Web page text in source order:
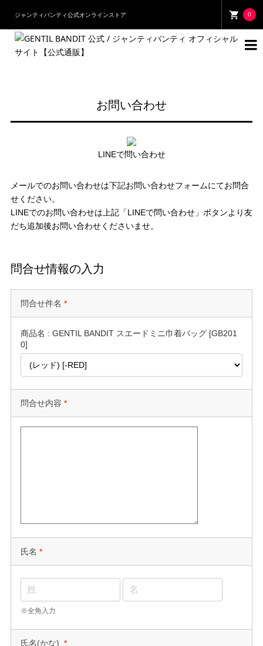
ジャンティバンティ公式オンラインストア 0

お問い合わせ
LINEで問い合わせ
メールでのお問い合わせは下記お問い合わせフォームにてお問合
せください。
LINEでのお問い合わせは上記「LINEで問い合わせ」ボタンより友
だち追加後お問い合わせくださいませ。
問合せ情報の入力
問合せ件名 *
商品名 : GENTIL BANDIT スエードミニ巾着バッグ [GB201
0]
問合せ内容 *
氏名 *
※全角入力
氏名(かな) *